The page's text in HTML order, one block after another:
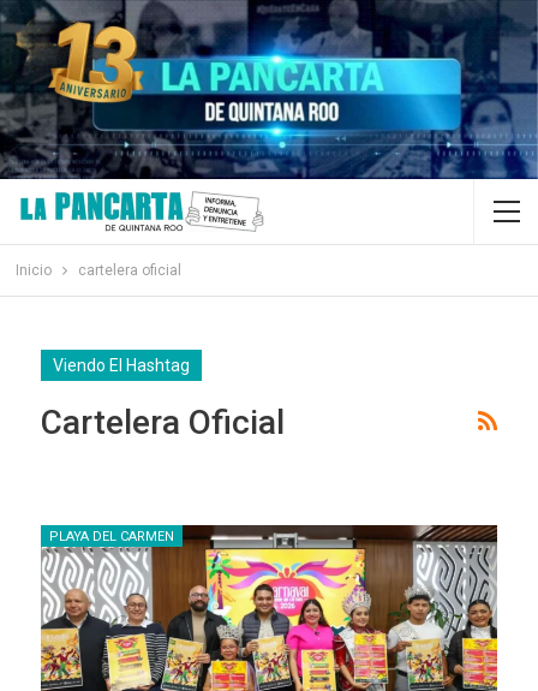
Inicio cartelera oficial
Viendo El Hashtag
Cartelera Oficial
PLAYA DEL CARMEN